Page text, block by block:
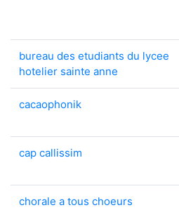
bureau des etudiants du lycee
hotelier sainte anne
cacaophonik
cap callissim
chorale a tous choeurs